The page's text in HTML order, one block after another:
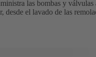
las bombas y válvulas
desde el lavado de las